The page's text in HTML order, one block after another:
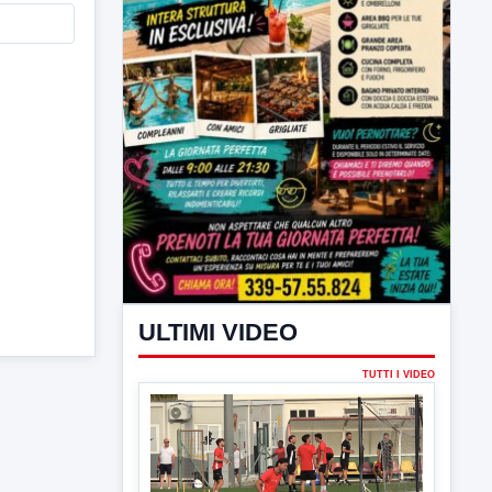
ULTIMI VIDEO
TUTTI I VIDEO
▶
7 AGOSTO 2026 SPORT BENEVENTO